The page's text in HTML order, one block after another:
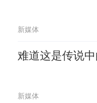
新媒体
难道这是传说
新媒体